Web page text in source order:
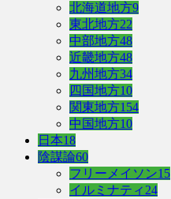
北海道地方9
東北地方22
中部地方48
近畿地方48
九州地方34
四国地方10
関東地方154
中国地方10
日本18
陰謀論60
フリーメイソン15
イルミナティ 24